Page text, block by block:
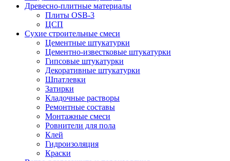
Древесно-плитные материалы
Плиты OSB-3
ЦСП
Сухие строительные смеси
Цементные штукатурки
Цементно-известковые штукатурки
Гипсовые штукатурки
Декоративные штукатурки
Шпатлевки
Затирки
Кладочные растворы
Ремонтные составы
Монтажные смеси
Ровнители для пола
Клей
Гидроизоляция
Краски